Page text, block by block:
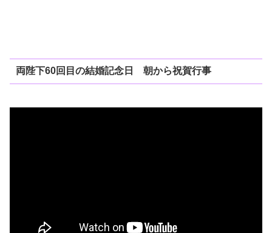
両陛下60回目の結婚記念日 朝から祝賀行事